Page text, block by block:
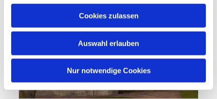
Cookies zulassen
Auswahl erlauben
Nur notwendige Cookies